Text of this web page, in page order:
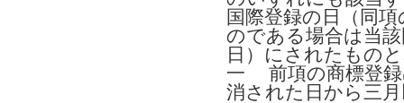
国際登録の日（同
のである場合は当
日）にされたもの
一 前項の商標登録
消された日から三